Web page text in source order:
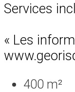
Services
« Les
400 m²